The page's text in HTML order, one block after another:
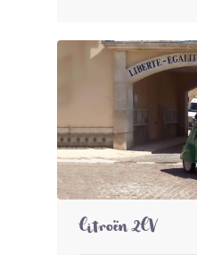
Citroën 2CV